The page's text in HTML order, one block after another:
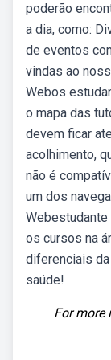
poderão
a dia, como:
de eventos
vindas ao
Webos
o mapa das
devem ficar
acolhimento,
não é
um dos
os cursos na
diferenciais
saúde!
For more